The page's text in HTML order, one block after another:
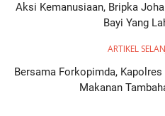
Aksi Kemanusiaan, Bripka
Bayi Yang
ARTIKEL
Bersama Forkopimda,
Makanan